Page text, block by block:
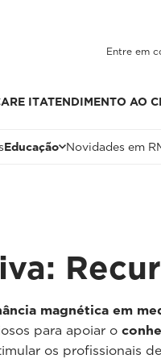
Entre em
ITATENDIMENTO AO
Educação Novidades em
magnética em
para apoiar o
os profissionais de